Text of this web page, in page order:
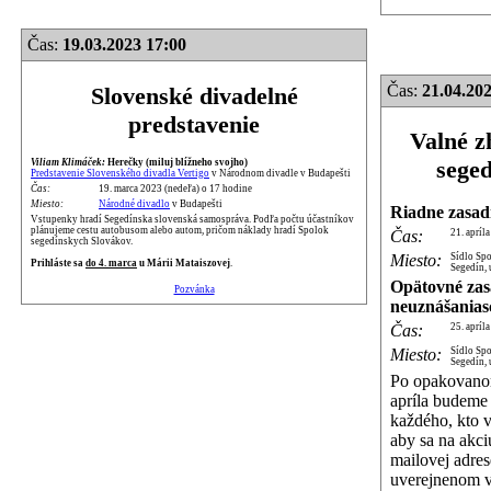
Čas: 19.03.2023 17:00
Slovenské divadelné
predstavenie
Viliam Klimáček: Herečky (miluj blížneho svojho)
Predstavenie Slovenského divadla Vertigo v Národnom divadle v Budapešti
Čas:
19. marca 2023 (nedeľa) o 17 hodine
Miesto:
Národné divadlo v Budapešti
Vstupenky hradí Segedínska slovenská samospráva. Podľa počtu účastníkov
plánujeme cestu autobusom alebo autom, pričom náklady hradí Spolok
segedínskych Slovákov.
Prihláste sa do 4. marca u Márii Mataiszovej.
Pozvánka
Čas:
Valné
Riadne
Čas:
21.
Miesto:
Sídlo
Segedín,
Opätovné
Čas:
25.
Miesto:
Sídlo
Segedín,
Po
apríla
každého, kto
aby sa na
mailovej
uverejnenom